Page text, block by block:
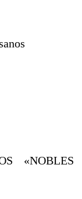
«NOBLES